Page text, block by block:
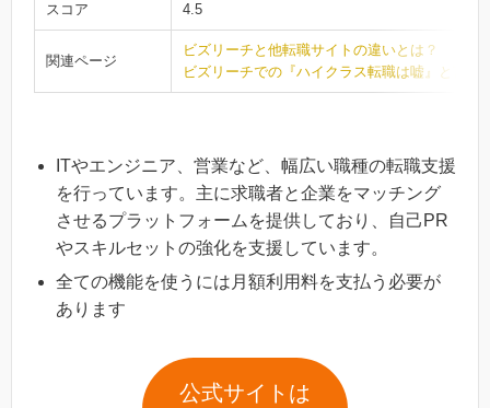
スコア 4.5
関連ページ
ビズリーチと他転職サイトの違いとは？
ビズリーチでの『ハイクラス転職は嘘』と言わ
ITやエンジニア、営業など、幅広い職種の転職支援
を行っています。主に求職者と企業をマッチング
させるプラットフォームを提供しており、自己PR
やスキルセットの強化を支援しています。
全ての機能を使うには月額利用料を支払う必要が
あります
公式サイトは